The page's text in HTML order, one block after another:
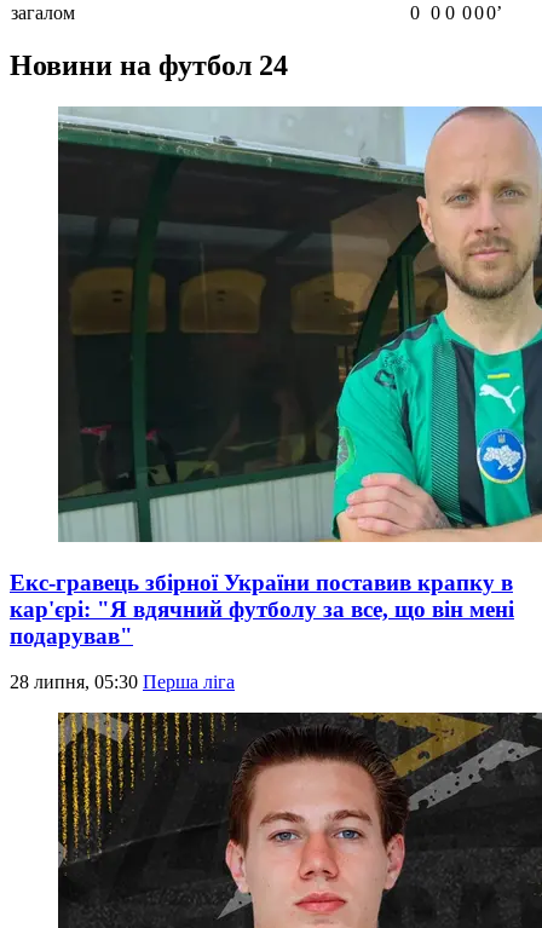
загалом 0 0 0 000ʼ
Новини на футбол 24
Екс-гравець збірної України поставив крапку в
кар'єрі: "Я вдячний футболу за все, що він мені
подарував"
28 липня, 05:30 Перша ліга